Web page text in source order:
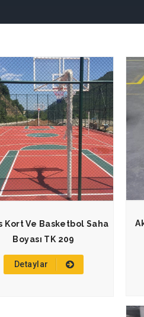
Kort Ve Basketbol Saha
Boyası TK 209
Detaylar